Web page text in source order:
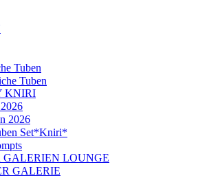
Tuben
Tuben
KNIRI
2026
Set*Kniri*
LOUNGE
GALERIE